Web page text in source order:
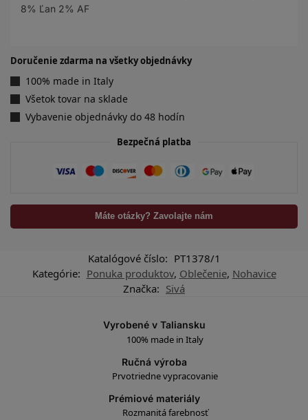
8% Ľan 2% AF
Doručenie zdarma na všetky objednávky
100% made in Italy
Všetok tovar na sklade
Vybavenie objednávky do 48 hodín
Bezpečná platba
Máte otázky? Zavolajte nám
Katalógové číslo: PT1378/1
Kategórie: Ponuka produktov, Oblečenie, Nohavice
Značka: Sivá
Vyrobené v Taliansku
100% made in Italy
Ručná výroba
Prvotriedne vypracovanie
Prémiové materiály
Rozmanitá farebnosť